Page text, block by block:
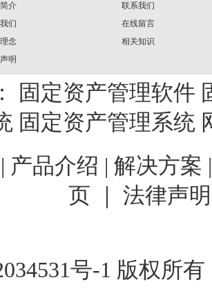
介
们
念
明
联系我们
在线留言
相关知识
固定资产管理软件
固定资产管理系统
| 产品介绍 | 解决方案
页 ｜
法律声明
号-1 版权所